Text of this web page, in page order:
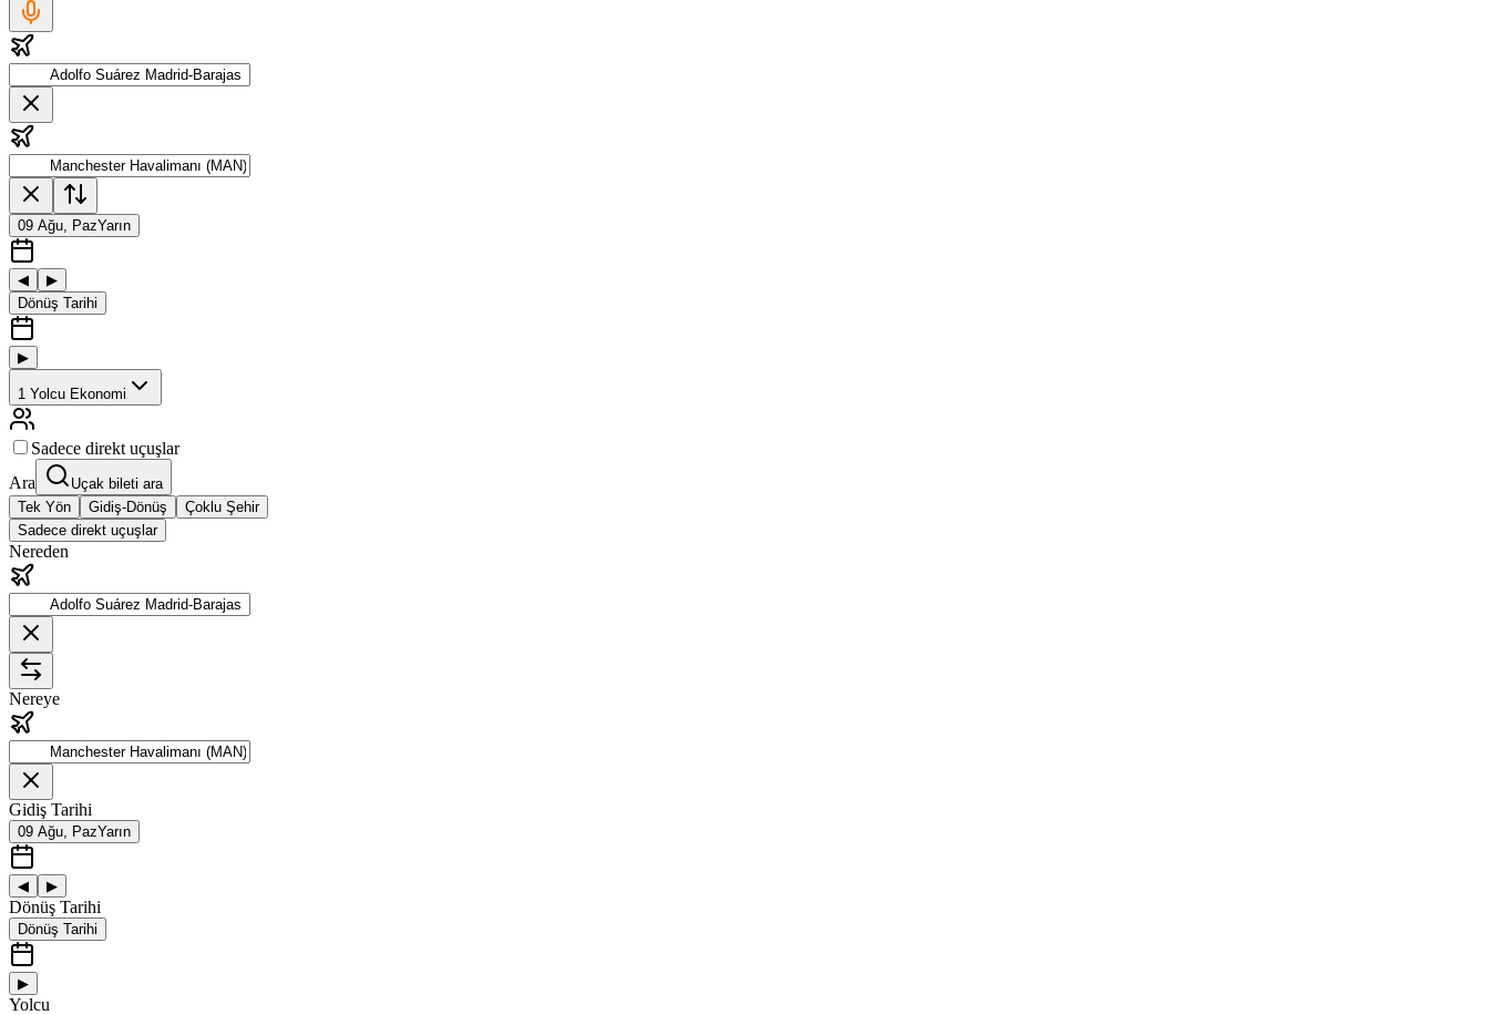
09 Ağu, PazYarın
◀
▶
Dönüş Tarihi
▶
1 Yolcu Ekonomi
Sadece direkt uçuşlar
Ara
Uçak bileti ara
Tek Yön
Gidiş-Dönüş
Çoklu Şehir
Sadece direkt uçuşlar
Nereden
Nereye
Gidiş Tarihi
09 Ağu, PazYarın
◀ ▶
Dönüş Tarihi
Dönüş Tarihi
▶
Yolcu